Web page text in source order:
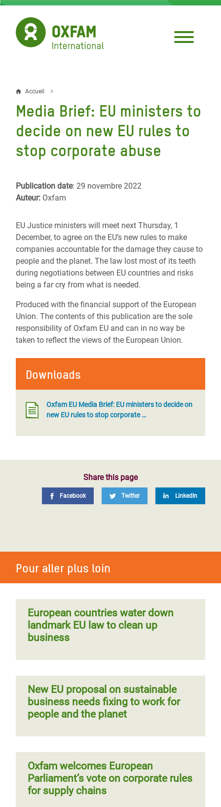
Aller
contenu
principal
Fil
d'Ariane
Accueil
Media Brief: EU ministers to
decide on new EU rules to
stop corporate abuse
Publication date: 29 novembre 2022
Auteur: Oxfam
EU Justice ministers will meet next Thursday, 1
December, to agree on the EU’s new rules to make
companies accountable for the damage they cause to
people and the planet. The law lost most of its teeth
during negotiations between EU countries and risks
being a far cry from what is needed.
Produced with the financial support of the European
Union. The contents of this publication are the sole
responsibility of Oxfam EU and can in no way be
taken to reflect the views of the European Union.
Downloads
Oxfam EU Media Brief: EU ministers to decide on
new EU rules to stop corporate …
Share this page
Facebook Twitter LinkedIn
Pour aller plus loin
European countries water down
landmark EU law to clean up
business
New EU proposal on sustainable
business needs fixing to work for
people and the planet
Oxfam welcomes European
Parliament’s vote on corporate rules
for supply chains